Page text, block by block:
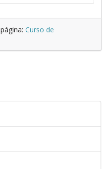
Curso de